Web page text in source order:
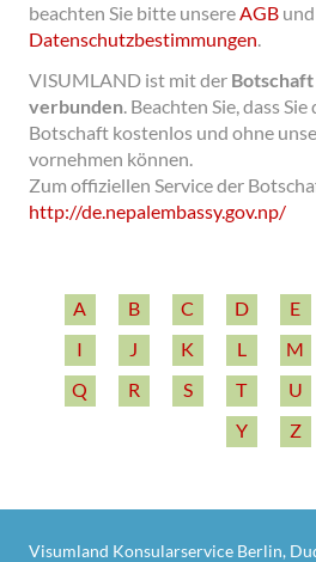
beachten Sie bitte unsereAGB und
Datenschutzbestimmungen.
VISUMLAND ist mit der
verbunden. Beachten Sie, dass
Botschaft kostenlos und ohne
vornehmen können.
Zum offiziellen Service der
http:/­/­de.nepalembassy.gov.np/­
A B C D E
I
J K L M
Q
R S T U
Y
Z
Visumland Konsularservice Berlin,